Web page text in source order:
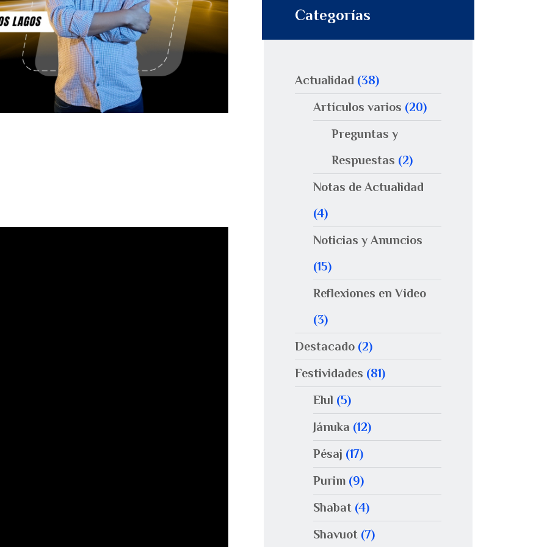
Categorías
Actualidad (38)
Artículos varios (20)
Preguntas y
Respuestas (2)
Notas de Actualidad
(4)
Noticias y Anuncios
(15)
Reflexiones en Video
(3)
Destacado (2)
Festividades (81)
Elul (5)
Jánuka (12)
Pésaj (17)
Purim (9)
Shabat (4)
Shavuot (7)